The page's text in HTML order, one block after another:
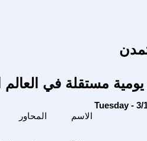
مستقلة في العالم
الاسم